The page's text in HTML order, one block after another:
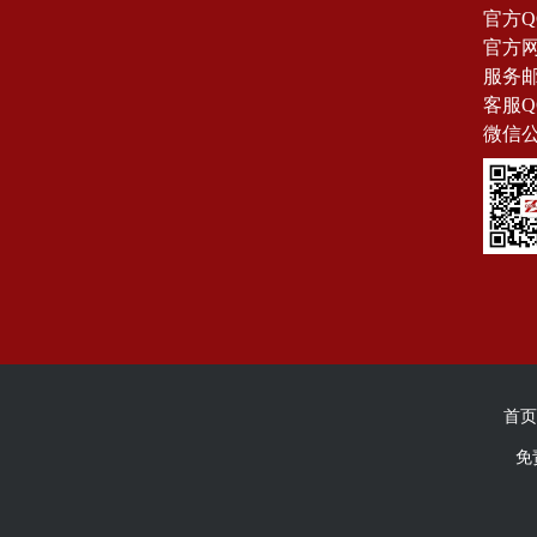
官方
官方
服务
客服
微信
首页
免